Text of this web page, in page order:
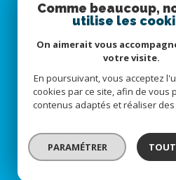
© 2022 Tous
Comme beaucoup,
utilise les
On aimerait vous
votre visite.
En poursuivant, vous acceptez
cookies par ce site, afin de vous
contenus adaptés et réaliser
PARAMÉTRER TOUT